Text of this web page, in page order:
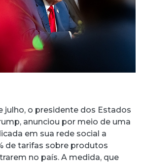
julho, o presidente dos Estados
anunciou por meio de uma
em sua rede social a
de tarifas sobre produtos
no país. A medida, que